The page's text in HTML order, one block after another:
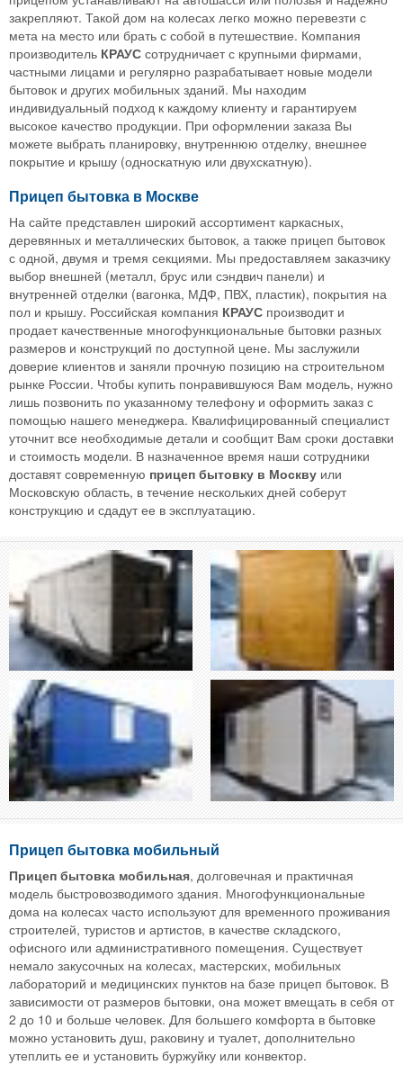
закрепляют. Такой дом на колесах легко можно перевезти с
мета на место или брать с собой в путешествие. Компания
производитель КРАУС сотрудничает с крупными фирмами,
частными лицами и регулярно разрабатывает новые модели
бытовок и других мобильных зданий. Мы находим
индивидуальный подход к каждому клиенту и гарантируем
высокое качество продукции. При оформлении заказа Вы
можете выбрать планировку, внутреннюю отделку, внешнее
покрытие и крышу (односкатную или двухскатную).
Прицеп бытовка в Москве
На сайте представлен широкий ассортимент каркасных,
деревянных и металлических бытовок, а также прицеп бытовок
с одной, двумя и тремя секциями. Мы предоставляем заказчику
выбор внешней (металл, брус или сэндвич панели) и
внутренней отделки (вагонка, МДФ, ПВХ, пластик), покрытия на
пол и крышу. Российская компания КРАУС производит и
продает качественные многофункциональные бытовки разных
размеров и конструкций по доступной цене. Мы заслужили
доверие клиентов и заняли прочную позицию на строительном
рынке России. Чтобы купить понравившуюся Вам модель, нужно
лишь позвонить по указанному телефону и оформить заказ с
помощью нашего менеджера. Квалифицированный специалист
уточнит все необходимые детали и сообщит Вам сроки доставки
и стоимость модели. В назначенное время наши сотрудники
доставят современную прицеп бытовку в Москву или
Московскую область, в течение нескольких дней соберут
конструкцию и сдадут ее в эксплуатацию.
Прицеп бытовка мобильный
Прицеп бытовка мобильная, долговечная и практичная
модель быстровозводимого здания. Многофункциональные
дома на колесах часто используют для временного проживания
строителей, туристов и артистов, в качестве складского,
офисного или административного помещения. Существует
немало закусочных на колесах, мастерских, мобильных
лабораторий и медицинских пунктов на базе прицеп бытовок. В
зависимости от размеров бытовки, она может вмещать в себя от
2 до 10 и больше человек. Для большего комфорта в бытовке
можно установить душ, раковину и туалет, дополнительно
утеплить ее и установить буржуйку или конвектор.